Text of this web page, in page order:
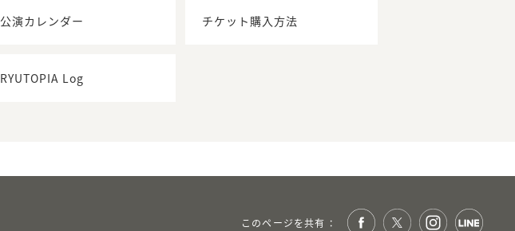
公演カレンダー チケット購入方法
RYUTOPIA Log
このページを共有 ：